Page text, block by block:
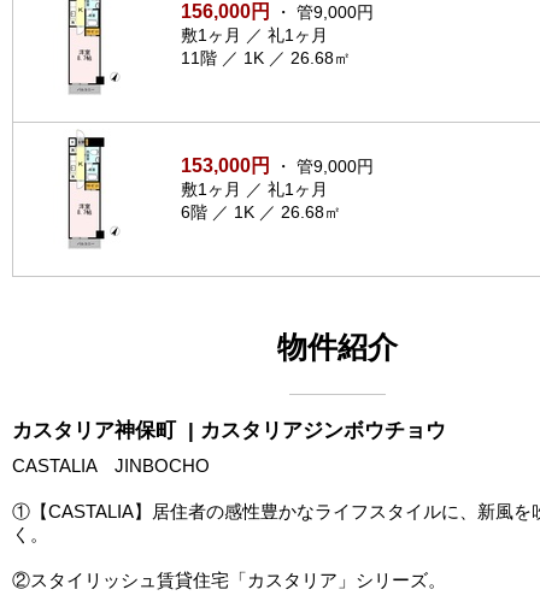
156,000円
・ 管9,000円
敷1ヶ月 ／ 礼1ヶ月
11階 ／ 1K ／ 26.68㎡
153,000円
・ 管9,000円
敷1ヶ月 ／ 礼1ヶ月
6階 ／ 1K ／ 26.68㎡
物件紹介
カスタリア神保町 | カスタリアジンボウチョウ
CASTALIA JINBOCHO
①【CASTALIA】居住者の感性豊かなライフスタイルに、新風を
く。
②スタイリッシュ賃貸住宅「カスタリア」シリーズ。